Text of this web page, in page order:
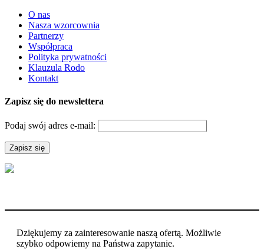
O nas
Nasza wzorcownia
Partnerzy
Współpraca
Polityka prywatności
Klauzula Rodo
Kontakt
Zapisz się do newslettera
Podaj swój adres e-mail:
Dziękujemy za zainteresowanie naszą ofertą. Możliwie
szybko odpowiemy na Państwa zapytanie.